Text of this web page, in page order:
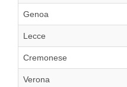
Genoa
Lecce
Cremonese
Verona